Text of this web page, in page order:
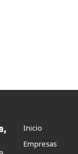
Inicio
Empresas